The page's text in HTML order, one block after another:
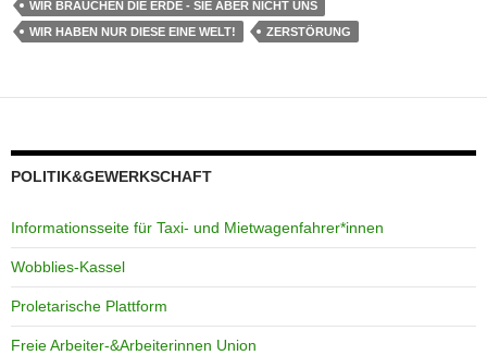
WIR BRAUCHEN DIE ERDE - SIE ABER NICHT UNS
WIR HABEN NUR DIESE EINE WELT!
ZERSTÖRUNG
POLITIK&GEWERKSCHAFT
Informationsseite für Taxi- und Mietwagenfahrer*innen
Wobblies-Kassel
Proletarische Plattform
Freie Arbeiter-&Arbeiterinnen Union